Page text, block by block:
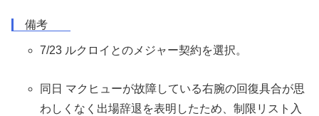
備考
7/23 ルクロイとのメジャー契約を選択。
同日 マクヒューが故障している右腕の回復具合が思
わしくなく出場辞退を表明したため、制限リスト入